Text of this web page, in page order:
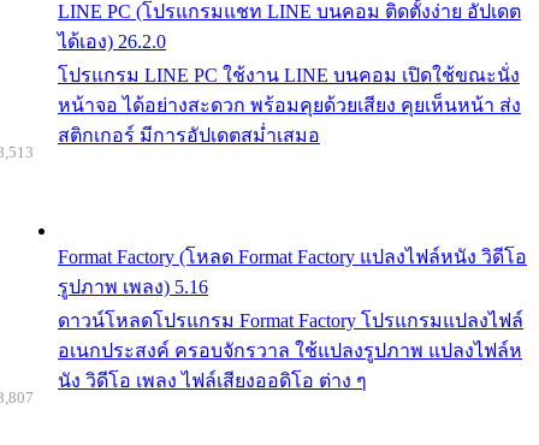
LINE PC (โปรแกรมแชท LINE บนคอม ติดตั้งง่าย อัปเดต
ได้เอง) 26.2.0
โปรแกรม LINE PC ใช้งาน LINE บนคอม เปิดใช้ขณะนั่ง
หน้าจอ ได้อย่างสะดวก พร้อมคุยด้วยเสียง คุยเห็นหน้า ส่ง
สติกเกอร์ มีการอัปเดตสม่ำเสมอ
Format Factory (โหลด Format Factory แปลงไฟล์หนัง วิดีโอ
รูปภาพ เพลง) 5.16
ดาวน์โหลดโปรแกรม Format Factory โปรแกรมแปลงไฟล์
อเนกประสงค์ ครอบจักรวาล ใช้แปลงรูปภาพ แปลงไฟล์ห
นัง วิดีโอ เพลง ไฟล์เสียงออดิโอ ต่าง ๆ